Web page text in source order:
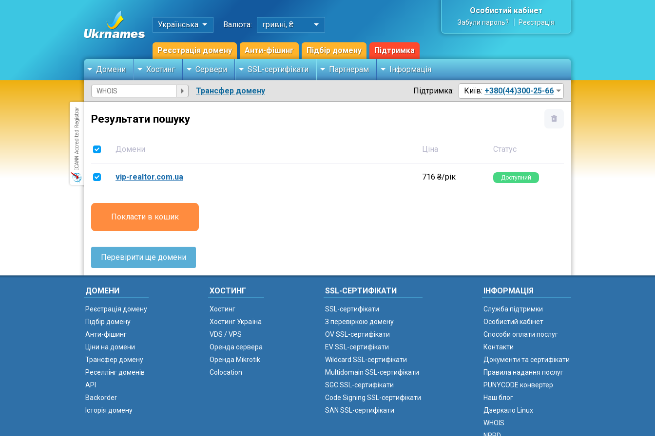
Українська Валюта: гривні, ₴
Реєстрація домену Анти-фішинг Підбір домену Підтримка
Особистий кабінет
Забули пароль? Реєстрація
Домени Хостинг Сервери SSL-сертифікати Партнерам Інформація
Трансфер домену Підтримка: Київ: +380(44)300-25-66
Результати пошуку
Домени Ціна Статус
vip-realtor.com.ua 716 ₴/рік Доступний
Покласти в кошик
Перевірити ще домени
ДОМЕНИ
Реєстрація домену
Підбір домену
Анти-фішинг
Ціни на домени
Трансфер домену
Реселлінг доменів
API
Backorder
Історія домену
ХОСТИНГ
Хостинг
Хостинг Україна
VDS / VPS
Оренда сервера
Оренда Mikrotik
Colocation
SSL-СЕРТИФІКАТИ
SSL-сертифікати
З перевіркою домену
OV SSL-сертифікати
EV SSL-сертифікати
Wildcard SSL-сертифікати
Multidomain SSL-сертифікати
SGC SSL-сертифікати
Code Signing SSL-сертифікати
SAN SSL-сертифікати
ІНФОРМАЦІЯ
Служба підтримки
Особистий кабінет
Способи оплати послуг
Контакти
Документи та сертифікати
Правила надання послуг
PUNYCODE конвертер
Наш блог
Дзеркало Linux
WHOIS